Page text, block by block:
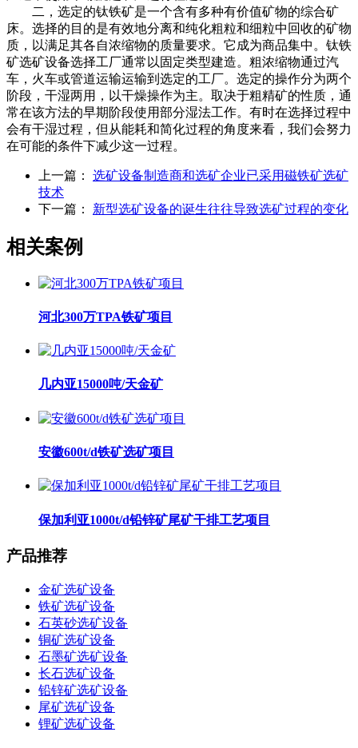
二，选定的钛铁矿是一个含有多种有价值矿物的综合矿
床。选择的目的是有效地分离和纯化粗粒和细粒中回收的矿物
质，以满足其各自浓缩物的质量要求。它成为商品集中。钛铁
矿选矿设备选择工厂通常以固定类型建造。粗浓缩物通过汽
车，火车或管道运输运输到选定的工厂。选定的操作分为两个
阶段，干湿两用，以干燥操作为主。取决于粗精矿的性质，通
常在该方法的早期阶段使用部分湿法工作。有时在选择过程中
会有干湿过程，但从能耗和简化过程的角度来看，我们会努力
在可能的条件下减少这一过程。
上一篇： 选矿设备制造商和选矿企业已采用磁铁矿选矿
技术
下一篇： 新型选矿设备的诞生往往导致选矿过程的变化
相关案例
河北300万TPA铁矿项目
几内亚15000吨/天金矿
安徽600t/d铁矿选矿项目
保加利亚1000t/d铅锌矿尾矿干排工艺项目
产品推荐
金矿选矿设备
铁矿选矿设备
石英砂选矿设备
铜矿选矿设备
石墨矿选矿设备
长石选矿设备
铅锌矿选矿设备
尾矿选矿设备
锂矿选矿设备